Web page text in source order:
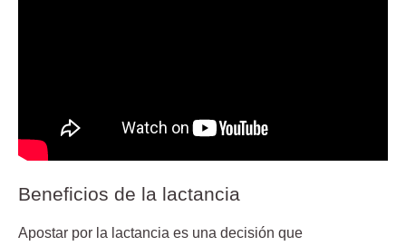
Beneficios de la lactancia
Apostar por la lactancia es una decisión que